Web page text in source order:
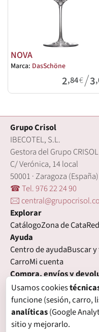
NOVA
Marca: DasSchöne
2,84€/3
Grupo Crisol
IBECOTEL, S.L.
Gestora del Grupo CRISOL
C/ Verónica, 14 local
50001 · Zaragoza (España)
☎ Tel. 976 22 24 90
🖂
Explorar
CatálogoZona de Cata
Ayuda
Centro de ayudaBuscar
CarroMi cuenta
Compra, envíos y
Condiciones de compra
Plazos de entrega
Legal
Aviso legalPrivacidad
Usamos cookies
funcione (sesión, carro,
analíticas(Google
sitio y mejorarlo.